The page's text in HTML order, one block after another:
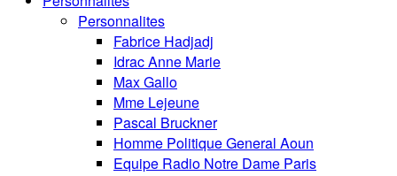
Personnalites
Fabrice Hadjadj
Idrac Anne Marie
Max Gallo
Mme Lejeune
Pascal Bruckner
Homme Politique General Aoun
Equipe Radio Notre Dame Paris